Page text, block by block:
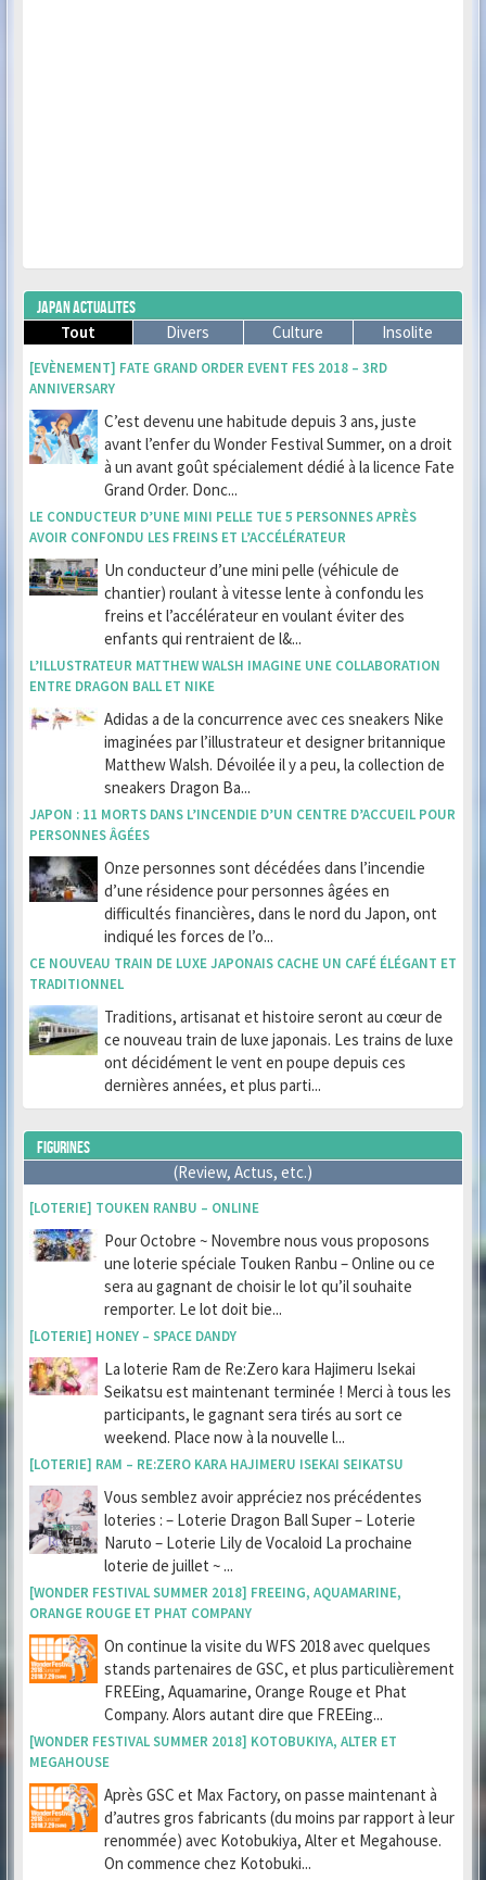
JAPAN ACTUALITES
Tout
Divers Culture Insolite
[EVÈNEMENT] FATE GRAND ORDER EVENT FES 2018 – 3RD
ANNIVERSARY
C’est devenu une habitude depuis 3 ans, juste
avant l’enfer du Wonder Festival Summer, on a droit
à un avant goût spécialement dédié à la licence Fate
Grand Order. Donc...
LE CONDUCTEUR D’UNE MINI PELLE TUE 5 PERSONNES APRÈS
AVOIR CONFONDU LES FREINS ET L’ACCÉLÉRATEUR
Un conducteur d’une mini pelle (véhicule de
chantier) roulant à vitesse lente à confondu les
freins et l’accélérateur en voulant éviter des
enfants qui rentraient de l&...
L’ILLUSTRATEUR MATTHEW WALSH IMAGINE UNE COLLABORATION
ENTRE DRAGON BALL ET NIKE
Adidas a de la concurrence avec ces sneakers Nike
imaginées par l’illustrateur et designer britannique
Matthew Walsh. Dévoilée il y a peu, la collection de
sneakers Dragon Ba...
JAPON : 11 MORTS DANS L’INCENDIE D’UN CENTRE D’ACCUEIL POUR
PERSONNES ÂGÉES
Onze personnes sont décédées dans l’incendie
d’une résidence pour personnes âgées en
difficultés financières, dans le nord du Japon, ont
indiqué les forces de l’o...
CE NOUVEAU TRAIN DE LUXE JAPONAIS CACHE UN CAFÉ ÉLÉGANT ET
TRADITIONNEL
Traditions, artisanat et histoire seront au cœur de
ce nouveau train de luxe japonais. Les trains de luxe
ont décidément le vent en poupe depuis ces
dernières années, et plus parti...
FIGURINES
(Review, Actus, etc.)
[LOTERIE] TOUKEN RANBU – ONLINE
Pour Octobre ~ Novembre nous vous proposons
une loterie spéciale Touken Ranbu – Online ou ce
sera au gagnant de choisir le lot qu’il souhaite
remporter. Le lot doit bie...
[LOTERIE] HONEY – SPACE DANDY
La loterie Ram de Re:Zero kara Hajimeru Isekai
Seikatsu est maintenant terminée ! Merci à tous les
participants, le gagnant sera tirés au sort ce
weekend. Place now à la nouvelle l...
[LOTERIE] RAM – RE:ZERO KARA HAJIMERU ISEKAI SEIKATSU
Vous semblez avoir appréciez nos précédentes
loteries : – Loterie Dragon Ball Super – Loterie
Naruto – Loterie Lily de Vocaloid La prochaine
loterie de juillet ~ ...
[WONDER FESTIVAL SUMMER 2018] FREEING, AQUAMARINE,
ORANGE ROUGE ET PHAT COMPANY
On continue la visite du WFS 2018 avec quelques
stands partenaires de GSC, et plus particulièrement
FREEing, Aquamarine, Orange Rouge et Phat
Company. Alors autant dire que FREEing...
[WONDER FESTIVAL SUMMER 2018] KOTOBUKIYA, ALTER ET
MEGAHOUSE
Après GSC et Max Factory, on passe maintenant à
d’autres gros fabricants (du moins par rapport à leur
renommée) avec Kotobukiya, Alter et Megahouse.
On commence chez Kotobuki...